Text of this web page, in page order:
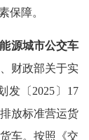
保障。
源城市公交车
财政部关于实
发〔2025〕17
放标准营运货
车。按照《交